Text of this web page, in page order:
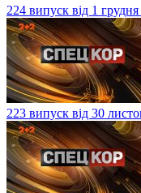
224 випуск від 1
223 випуск від 30